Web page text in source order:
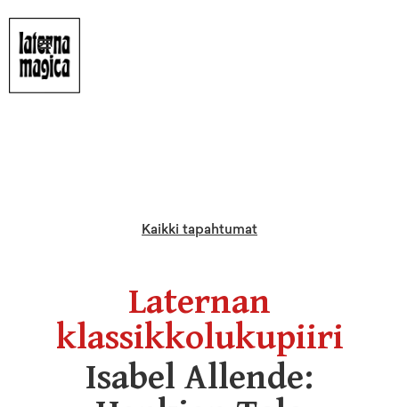
Kaikki tapahtumat
Laternan
klassikkolukupiiri
Isabel Allende: